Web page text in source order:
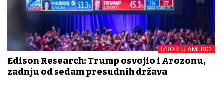
IZBORI U AMERICI
Edison Research: Trump osvojio i Arozonu,
zadnju od sedam presudnih država